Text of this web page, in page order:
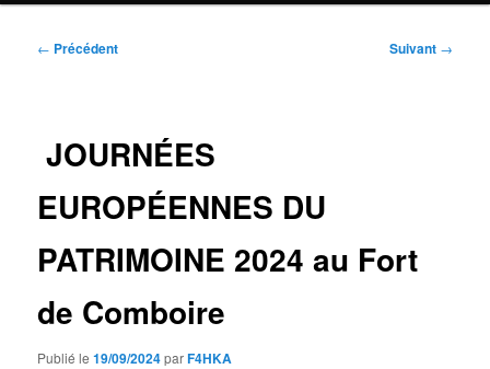
Navigation
← Précédent Suivant →
JOURNÉES
EUROPÉENNES DU
PATRIMOINE 2024 au Fort
de Comboire
Publié le19/09/2024parF4HKA